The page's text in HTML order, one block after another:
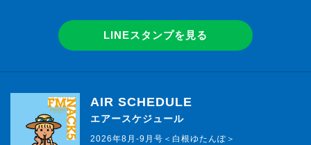
LINEスタンプを見る
AIR SCHEDULE
エアースケジュール
2026年8月-9月号＜白根ゆたんぽ＞